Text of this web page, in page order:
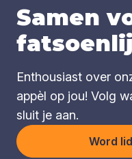
Samen
Enthousiast over
appèl op jou! Volg
sluit je aan.
Word